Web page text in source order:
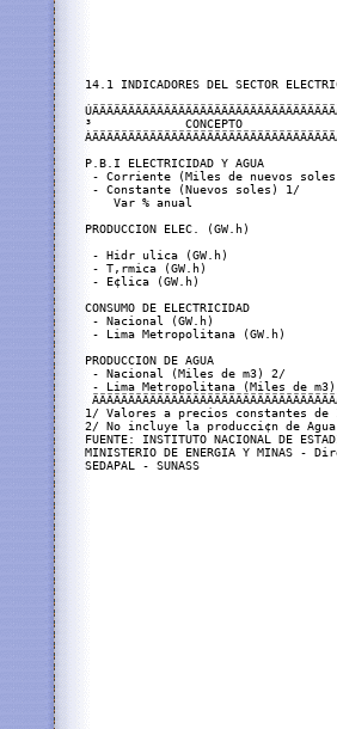
14.1 INDICADORES DEL SECTOR
³             CONCEPTO
P.B.I ELECTRICIDAD Y AGUA
- Corriente (Miles de nuevos
- Constante (Nuevos soles)
Var % anual
PRODUCCION ELEC. (GW.h)
- Hidr ulica (GW.h)
- T‚rmica (GW.h)
- E¢lica (GW.h)
CONSUMO DE ELECTRICIDAD
- Nacional (GW.h)
- Lima Metropolitana (GW.h)
PRODUCCION DE AGUA
- Nacional (Miles de m3) 2/
- Lima Metropolitana (Miles de
1/ Valores a precios constantes de
2/ No incluye la producci¢n de
FUENTE: INSTITUTO NACIONAL DE
MINISTERIO DE ENERGIA Y MINAS